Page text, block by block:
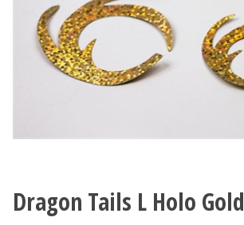
Dragon Tails L Holo Gold